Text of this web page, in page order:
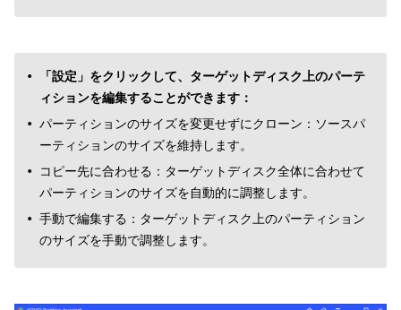
「設定」をクリックして、ターゲットディスク上のパーテ
ィションを編集することができます：
パーティションのサイズを変更せずにクローン：ソースパ
ーティションのサイズを維持します。
コピー先に合わせる：ターゲットディスク全体に合わせて
パーティションのサイズを自動的に調整します。
手動で編集する：ターゲットディスク上のパーティション
のサイズを手動で調整します。